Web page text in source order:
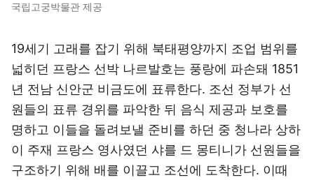
국립고궁박물관 제공
19세기 고래를 잡기 위해 북태평양까지 조업 범위를
넓히던 프랑스 선박 나르발호는 풍랑에 파손돼 1851
년 전남 신안군 비금도에 표류한다. 조선 정부가 선
원들의 표류 경위를 파악한 뒤 음식 제공과 보호를
명하고 이들을 돌려보낼 준비를 하던 중 청나라 상하
이 주재 프랑스 영사였던 샤를 드 몽티니가 선원들을
구조하기 위해 배를 이끌고 조선에 도착한다. 이때